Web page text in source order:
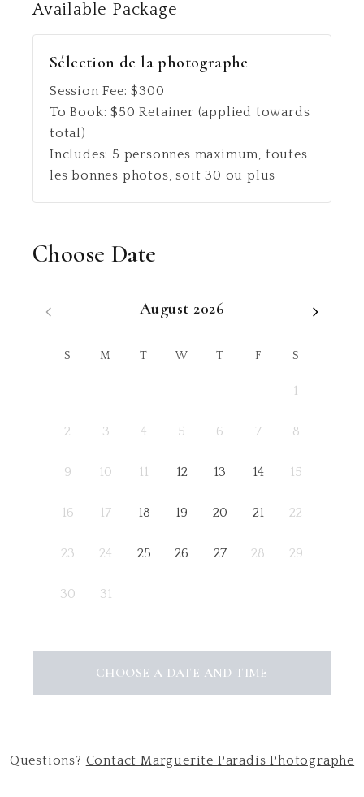
Available Package
Sélection de la photographe
Session Fee: $300
To Book: $50 Retainer (applied towards
total)
Includes: 5 personnes maximum, toutes
les bonnes photos, soit 30 ou plus
Choose Date
August 2026
S M T W T F S
1
2 3 4 5 6 7 8
9 10 11 12 13 14 15
16 17 18 19 20 21 22
23 24 25 26 27 28 29
30 31
CHOOSE A DATE AND TIME
Questions? ContactMarguerite Paradis Photographe